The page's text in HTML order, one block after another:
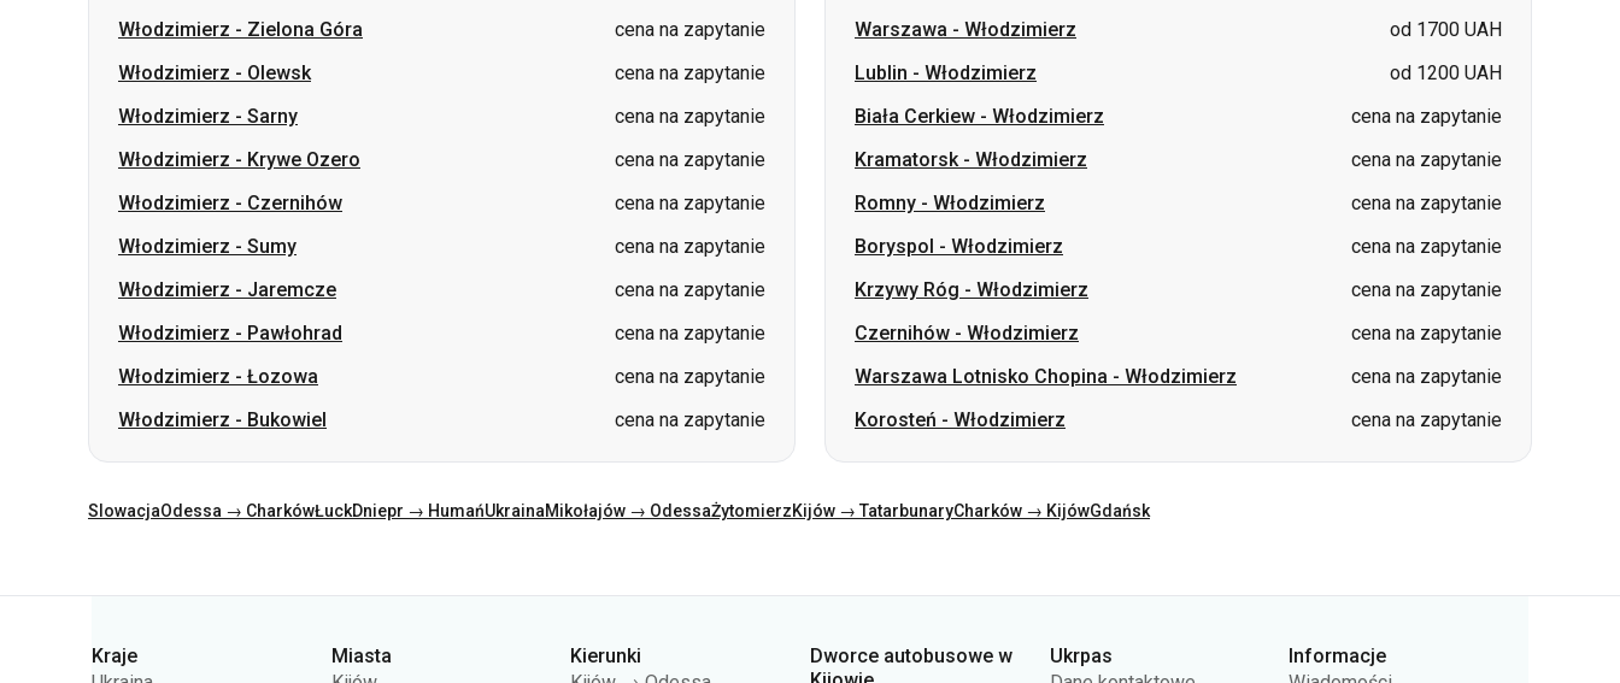
Włodzimierz-Krywe Ozero
cena na zapytanie
Włodzimierz-Czernihów
cena na zapytanie
Włodzimierz-Sumy
cena na zapytanie
Włodzimierz-Jaremcze
cena na zapytanie
Włodzimierz-Pawłohrad
cena na zapytanie
Włodzimierz-Łozowa
cena na zapytanie
Włodzimierz-Bukowiel cena na zapytanie
Kramatorsk-Włodzimierz
cena na zapytanie
Romny-Włodzimierz
cena na zapytanie
Boryspol-Włodzimierz
cena na zapytanie
Krzywy Róg-Włodzimierz
cena na zapytanie
Czernihów-Włodzimierz
cena na zapytanie
Warszawa Lotnisko Chopina
cena na zapytanie
Korosteń-Włodzimierz cena na zapytanie
SlowacjaOdessa → CharkówŁuck Mikołajów → OdessaŻytomierz Kijów → TatarbunaryCharków → KijówGdańsk
Kategorie
Niemcy
Czechy
Dniepr
Lwów
Warszawa → Dniepr
Dniepr → Odessa
(m.Vokzalna)
Polityki prywatności
Zwrot biletów
Mapa strony